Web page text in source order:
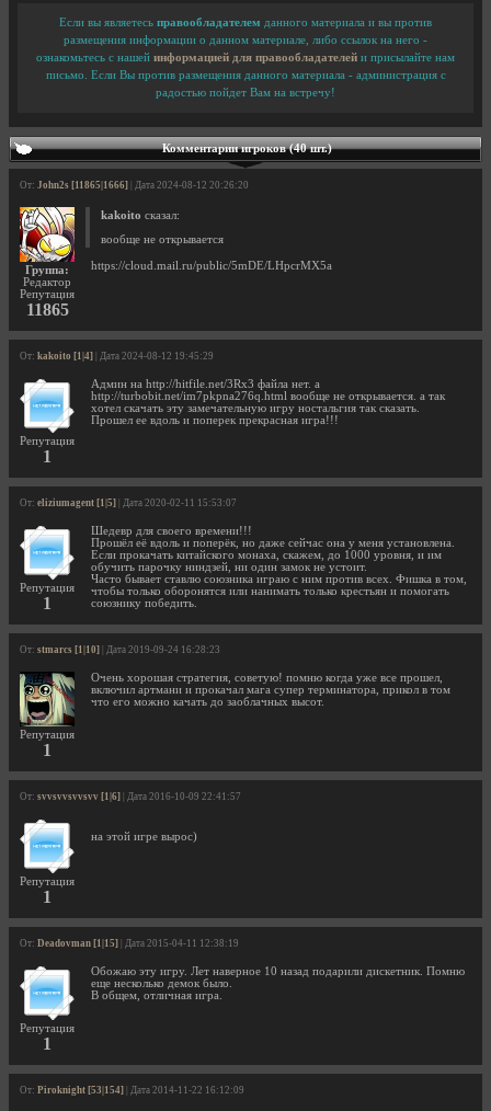
Если вы являетесь правообладателем данного материала и вы против
размещения информации о данном материале, либо ссылок на него -
ознакомьтесь с нашей информацией для правообладателей и присылайте нам
письмо. Если Вы против размещения данного материала - администрация с
радостью пойдет Вам на встречу!
Комментарии игроков (40 шт.)
От: John2s [11865|1666] | Дата 2024-08-12 20:26:20
Группа:
Редактор
Репутация
11865
kakoito сказал:
вообще не открывается
https://cloud.mail.ru/public/5mDE/LHpcrMX5a
От: kakoito [1|4] | Дата 2024-08-12 19:45:29
Репутация
1
Админ на http://hitfile.net/3Rx3 файла нет. а
http://turbobit.net/im7pkpna276q.html вообще не открывается. а так
хотел скачать эту замечательную игру ностальгия так сказать.
Прошел ее вдоль и поперек прекрасная игра!!!
От: eliziumagent [1|5] | Дата 2020-02-11 15:53:07
Репутация
1
Шедевр для своего времени!!!
Прошёл её вдоль и поперёк, но даже сейчас она у меня установлена.
Если прокачать китайского монаха, скажем, до 1000 уровня, и им
обучить парочку ниндзей, ни один замок не устоит.
Часто бывает ставлю союзника играю с ним против всех. Фишка в том,
чтобы только оборонятся или нанимать только крестьян и помогать
союзнику победить.
От: stmarcs [1|10] | Дата 2019-09-24 16:28:23
Репутация
1
Очень хорошая стратегия, советую! помню когда уже все прошел,
включил артмани и прокачал мага супер терминатора, прикол в том
что его можно качать до заоблачных высот.
От: svvsvvsvvsvv [1|6] | Дата 2016-10-09 22:41:57
Репутация
1
на этой игре вырос)
От: Deadovman [1|15] | Дата 2015-04-11 12:38:19
Репутация
1
Обожаю эту игру. Лет наверное 10 назад подарили дискетник. Помню
еще несколько демок было.
В общем, отличная игра.
От: Piroknight [53|154] | Дата 2014-11-22 16:12:09